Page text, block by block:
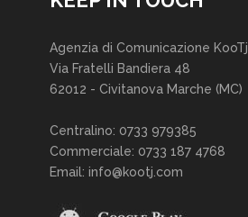
Agenzia di Comunicazione KooTj
Via Fratelli Bandiera 48
62012 - Civitanova Marche (MC)
Centralino: 0733 979385
Commerciale: 0733 187 4768
Email: info@kootj.com